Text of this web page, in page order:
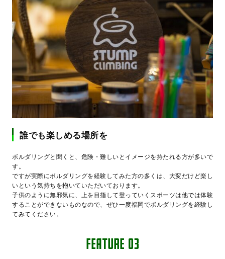
誰でも楽しめる場所を
ボルダリングと聞くと、危険・難しいとイメージを持たれる方が多いで
す。
ですが実際にボルダリングを経験してみた方の多くは、大変だけど楽し
いという気持ちを抱いていただいております。
子供のように無邪気に、上を目指して登っていくスポーツは他では体験
することができないものなので、ぜひ一度福岡でボルダリングを経験し
てみてください。